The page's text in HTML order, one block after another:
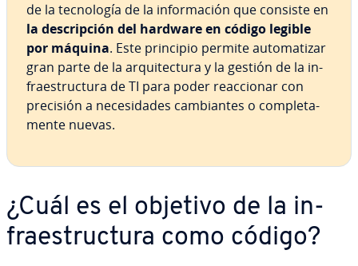
de la te­c­no­lo­gía de la in­fo­r­ma­ción que consiste en
la de­s­cri­p­ción del hardware en código legible
por máquina. Este principio permite au­to­ma­ti­zar
gran parte de la ar­qui­te­c­tu­ra y la gestión de la in­
frae­s­tru­c­tu­ra de TI para poder reac­cio­nar con
precisión a ne­ce­si­da­des ca­m­bia­n­tes o co­m­ple­ta­
me­n­te nuevas.
¿Cuál es el objetivo de la in­
frae­s­tru­c­tu­ra como código?